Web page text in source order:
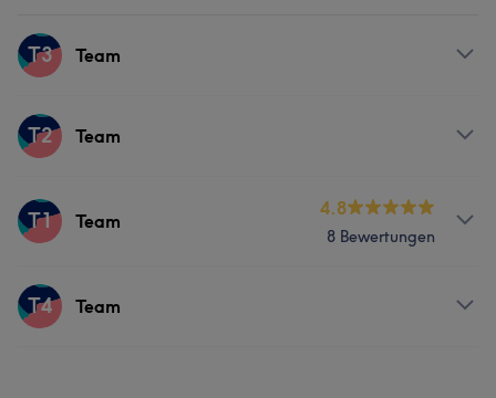
T3 Team
Services
T2 Team
Services
T1 Team
4.8
8 Bewertungen
Services
T4 Team